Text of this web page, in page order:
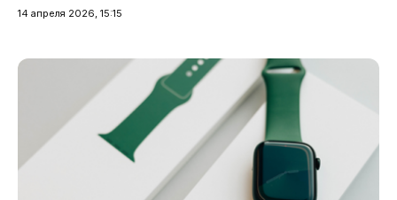
14 апреля 2026, 15:15